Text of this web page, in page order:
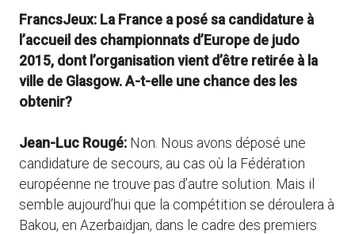
FrancsJeux: La France a posé sa candidature à
l’accueil des championnats d’Europe de judo
2015, dont l’organisation vient d’être retirée à la
ville de Glasgow. A-t-elle une chance des les
obtenir?
Jean-Luc Rougé: Non. Nous avons déposé une
candidature de secours, au cas où la Fédération
européenne ne trouve pas d’autre solution. Mais il
semble aujourd’hui que la compétition se déroulera à
Bakou, en Azerbaïdjan, dans le cadre des premiers